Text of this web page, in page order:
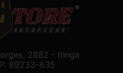
2882 - Itinga
89233-635